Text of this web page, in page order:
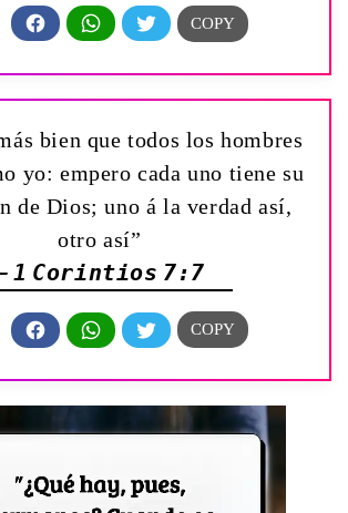
bien que todos los hombres
yo: empero cada uno tiene su
de Dios; uno á la verdad así,
otro así”
1 Corintios 7:7